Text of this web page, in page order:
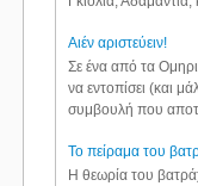
Aιέν αριστεύειν!
Σε ένα από τα
να εντοπίσει (και
συμβουλή που
Το πείραμα του
Η θεωρία του